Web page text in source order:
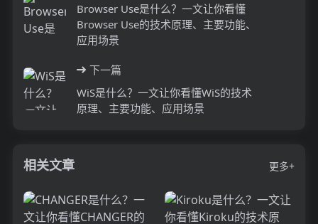
Browser Use是什么？一文让你看懂
Browser Use的技术原理、主要功能、
应用场景
下一篇
WiS是什么？一文让你看懂WiS的技术
原理、主要功能、应用场景
相关文章 更多+